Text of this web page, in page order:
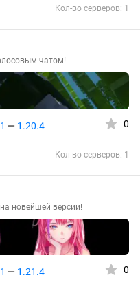
Кол-во серверов: 1
чатом!
— 1.20.4 0
Кол-во серверов: 1
новейшей версии!
— 1.21.4 0